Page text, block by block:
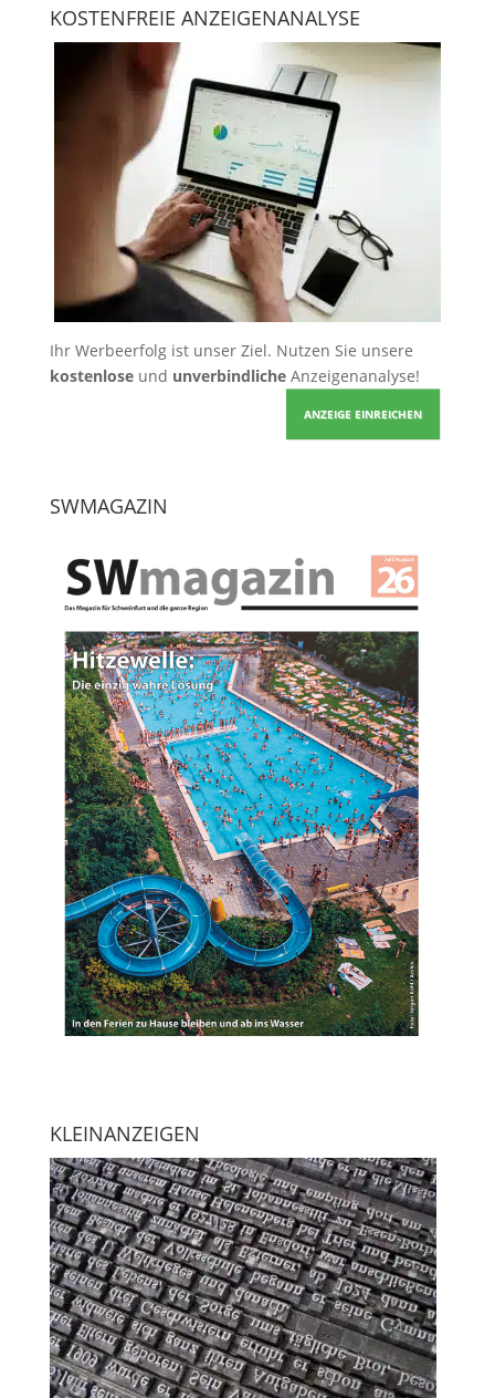
KOSTENFREIE ANZEIGENANALYSE
Ihr Werbeerfolg ist unser Ziel. Nutzen Sie unsere
kostenloseund unverbindlicheAnzeigenanalyse!
ANZEIGE EINREICHEN
SWMAGAZIN
KLEINANZEIGEN